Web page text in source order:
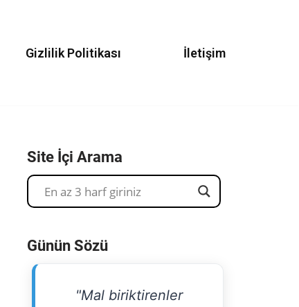
Gizlilik Politikası İletişim
Site İçi Arama
Günün Sözü
"Mal biriktirenler